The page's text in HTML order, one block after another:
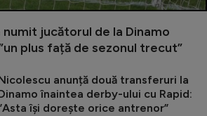
numit jucătorul de la Dinamo
plus față de sezonul trecut”
anunță două transferuri la
înaintea derby-ului cu Rapid:
își dorește orice antrenor”